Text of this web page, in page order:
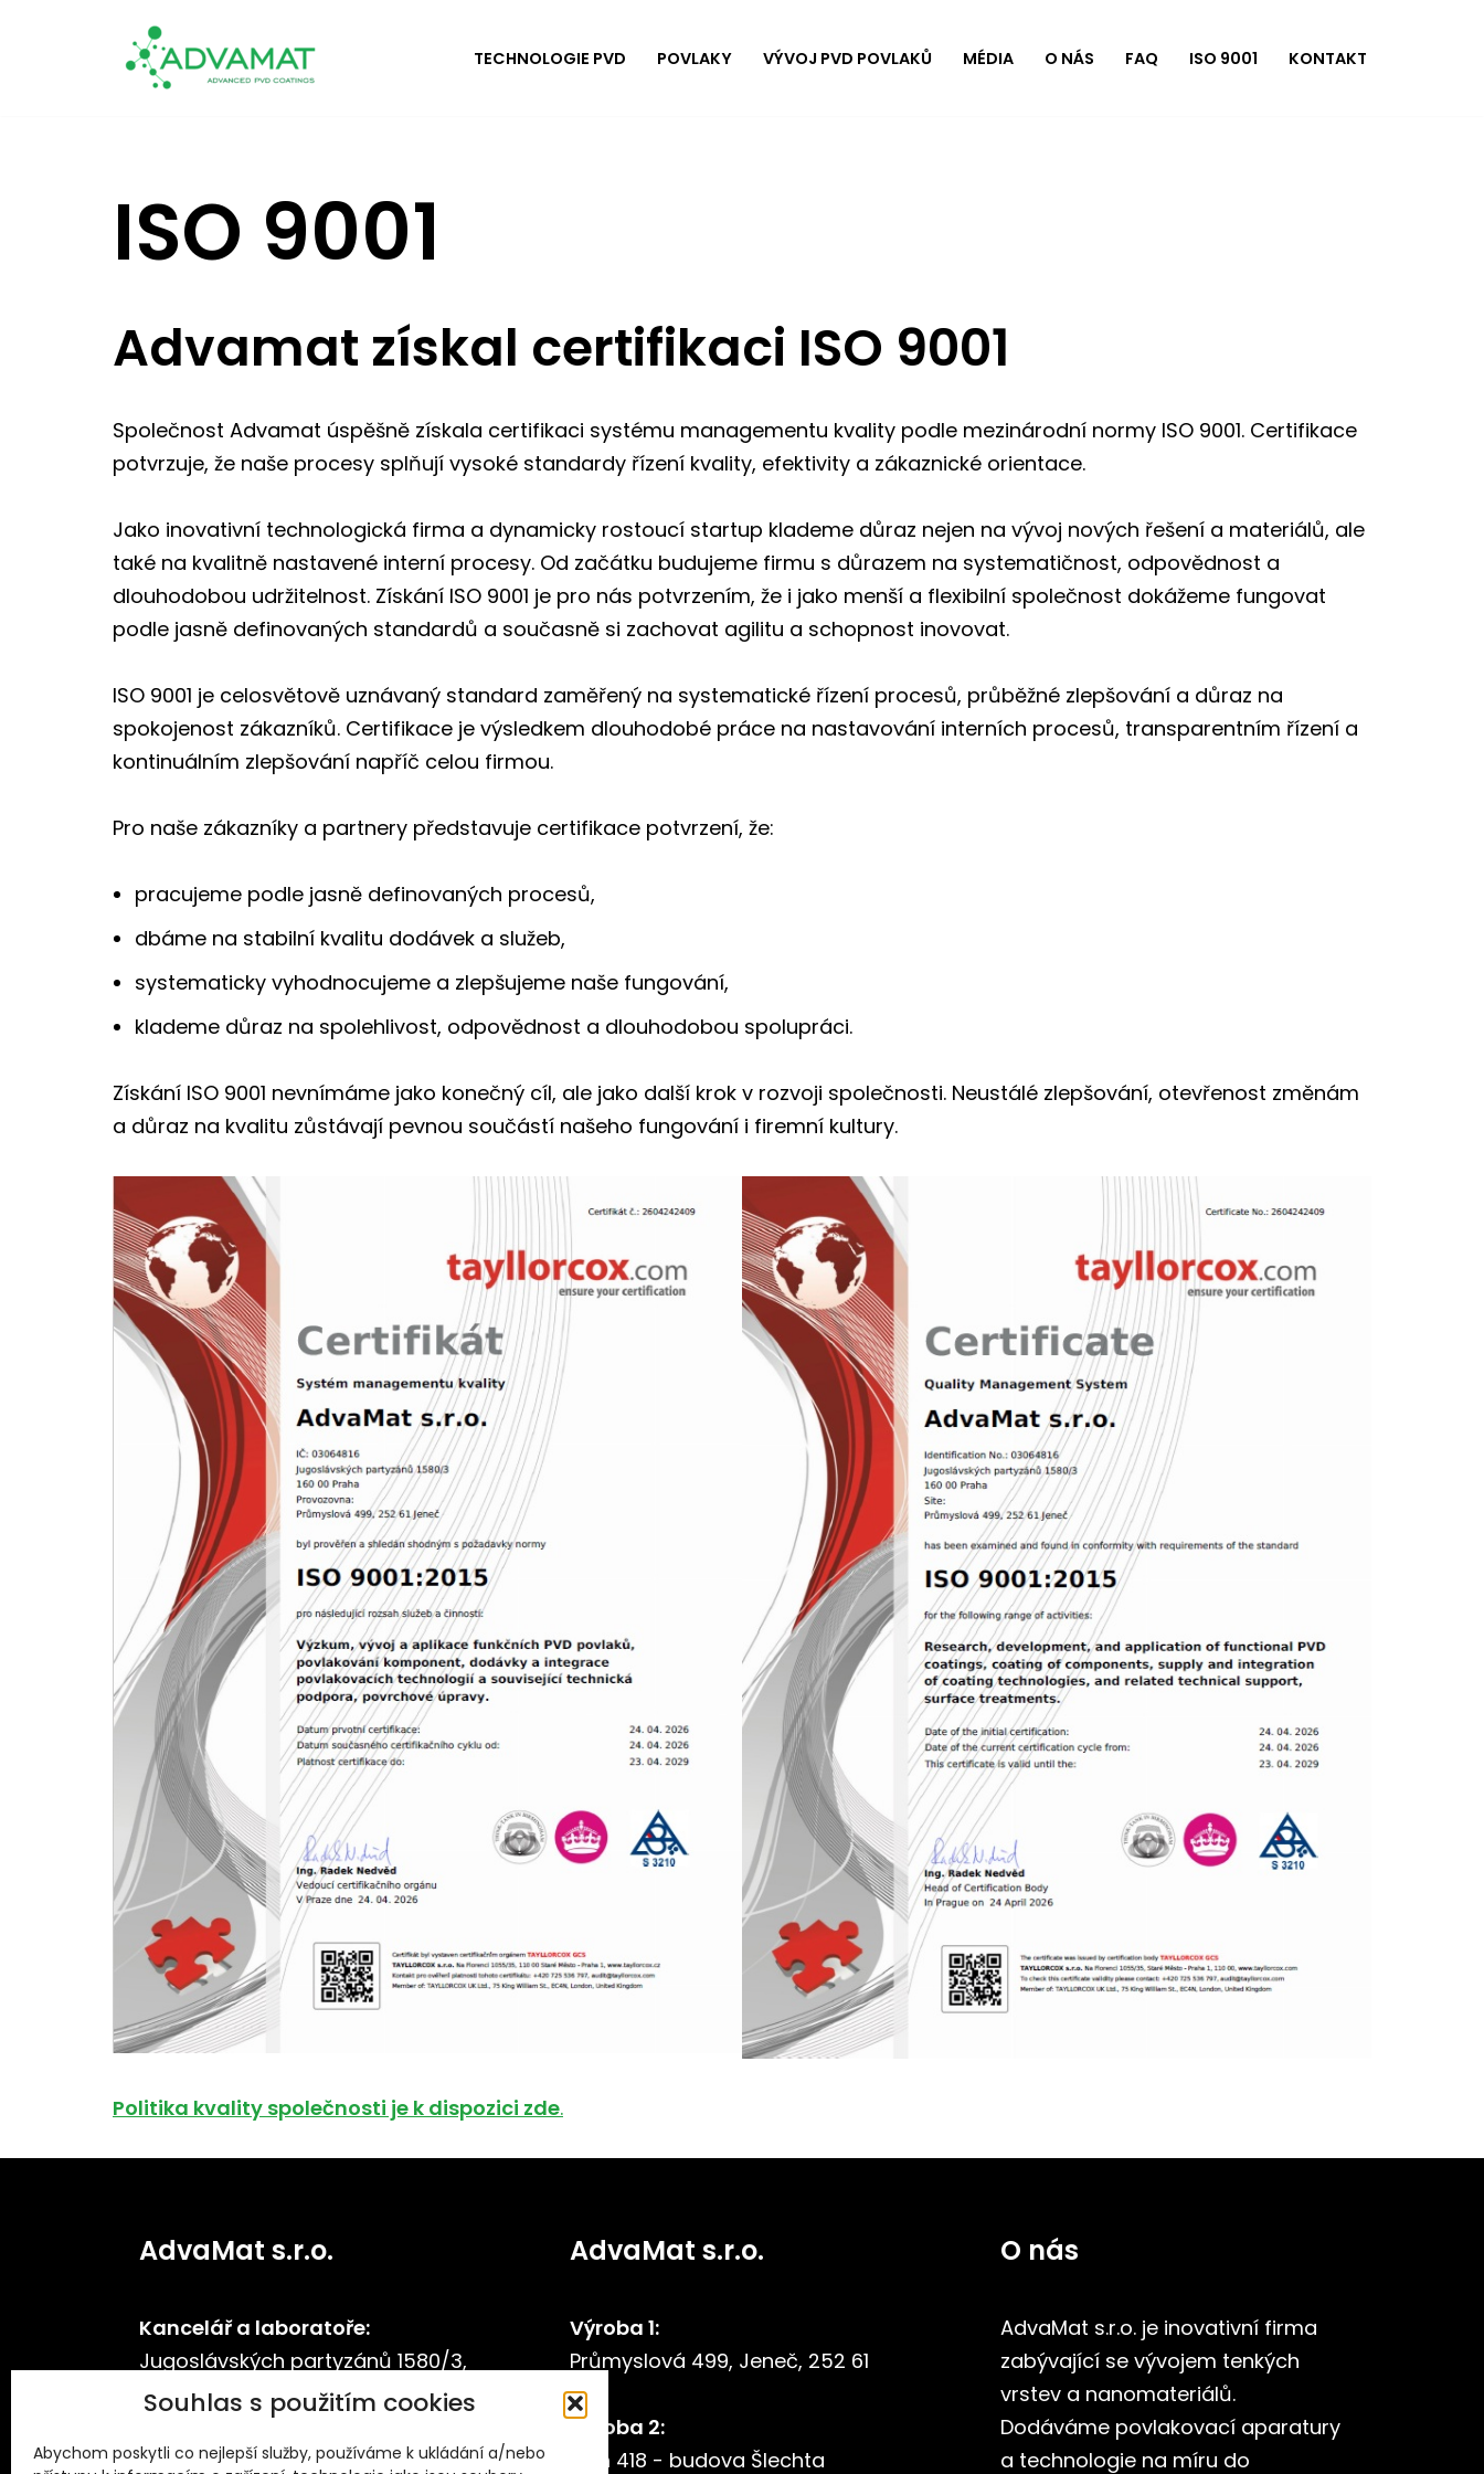
Souhlas s použitím cookies
Abychom poskytli co nejlepší služby, používáme k ukládání a/nebo
TECHNOLOGIE PVD POVLAKY VÝVOJ PVD POVLAKŮ MÉDIA O NÁS FAQ ISO 9001 KONTAKT
ISO 9001
Advamat získal certifikaci ISO 9001
Společnost Advamat úspěšně získala certifikaci systému managementu kvality podle mezinárodní normy ISO 9001. Certifikace
potvrzuje, že naše procesy splňují vysoké standardy řízení kvality, efektivity a zákaznické orientace.
Jako inovativní technologická firma a dynamicky rostoucí startup klademe důraz nejen na vývoj nových řešení a materiálů, ale
také na kvalitně nastavené interní procesy. Od začátku budujeme firmu s důrazem na systematičnost, odpovědnost a
dlouhodobou udržitelnost. Získání ISO 9001 je pro nás potvrzením, že i jako menší a flexibilní společnost dokážeme fungovat
podle jasně definovaných standardů a současně si zachovat agilitu a schopnost inovovat.
ISO 9001 je celosvětově uznávaný standard zaměřený na systematické řízení procesů, průběžné zlepšování a důraz na
spokojenost zákazníků. Certifikace je výsledkem dlouhodobé práce na nastavování interních procesů, transparentním řízení a
kontinuálním zlepšování napříč celou firmou.
Pro naše zákazníky a partnery představuje certifikace potvrzení, že:
pracujeme podle jasně definovaných procesů,
dbáme na stabilní kvalitu dodávek a služeb,
systematicky vyhodnocujeme a zlepšujeme naše fungování,
klademe důraz na spolehlivost, odpovědnost a dlouhodobou spolupráci.
Získání ISO 9001 nevnímáme jako konečný cíl, ale jako další krok v rozvoji společnosti. Neustálé zlepšování, otevřenost změnám
a důraz na kvalitu zůstávají pevnou součástí našeho fungování i firemní kultury.
Politika kvality společnosti je k dispozici zde.
AdvaMat s.r.o.
Kancelář a laboratoře:
Jugoslávských partyzánů 1580/3,
Praha 6, 160 00, Česká republika
info@advamat.cz
IČO: 03064816
AdvaMat s.r.o.
Výroba 1:
Průmyslová 499, Jeneč, 252 61
Výroba 2:
Otín 418 - budova Šlechta
O nás
AdvaMat s.r.o. je inovativní firma
zabývající se vývojem tenkých
vrstev a nanomateriálů.
Dodáváme povlakovací aparatury
a technologie na míru do